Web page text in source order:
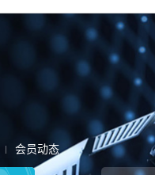
会员动态